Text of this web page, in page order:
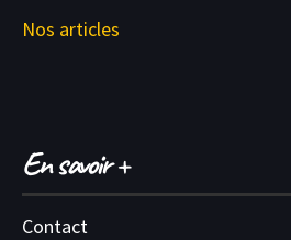
Nos articles
En savoir +
Contact